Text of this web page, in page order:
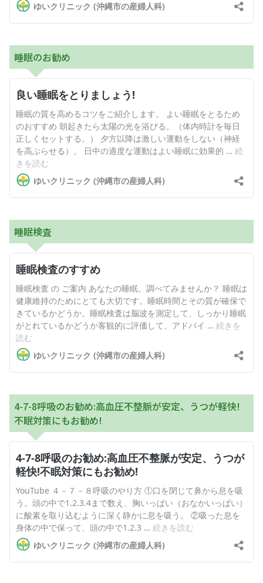
睡眠のお勧め
睡眠検査
4-7-8呼吸のお勧め:高血圧不整脈が安定、うつが軽快!
不眠対策にもお勧め!